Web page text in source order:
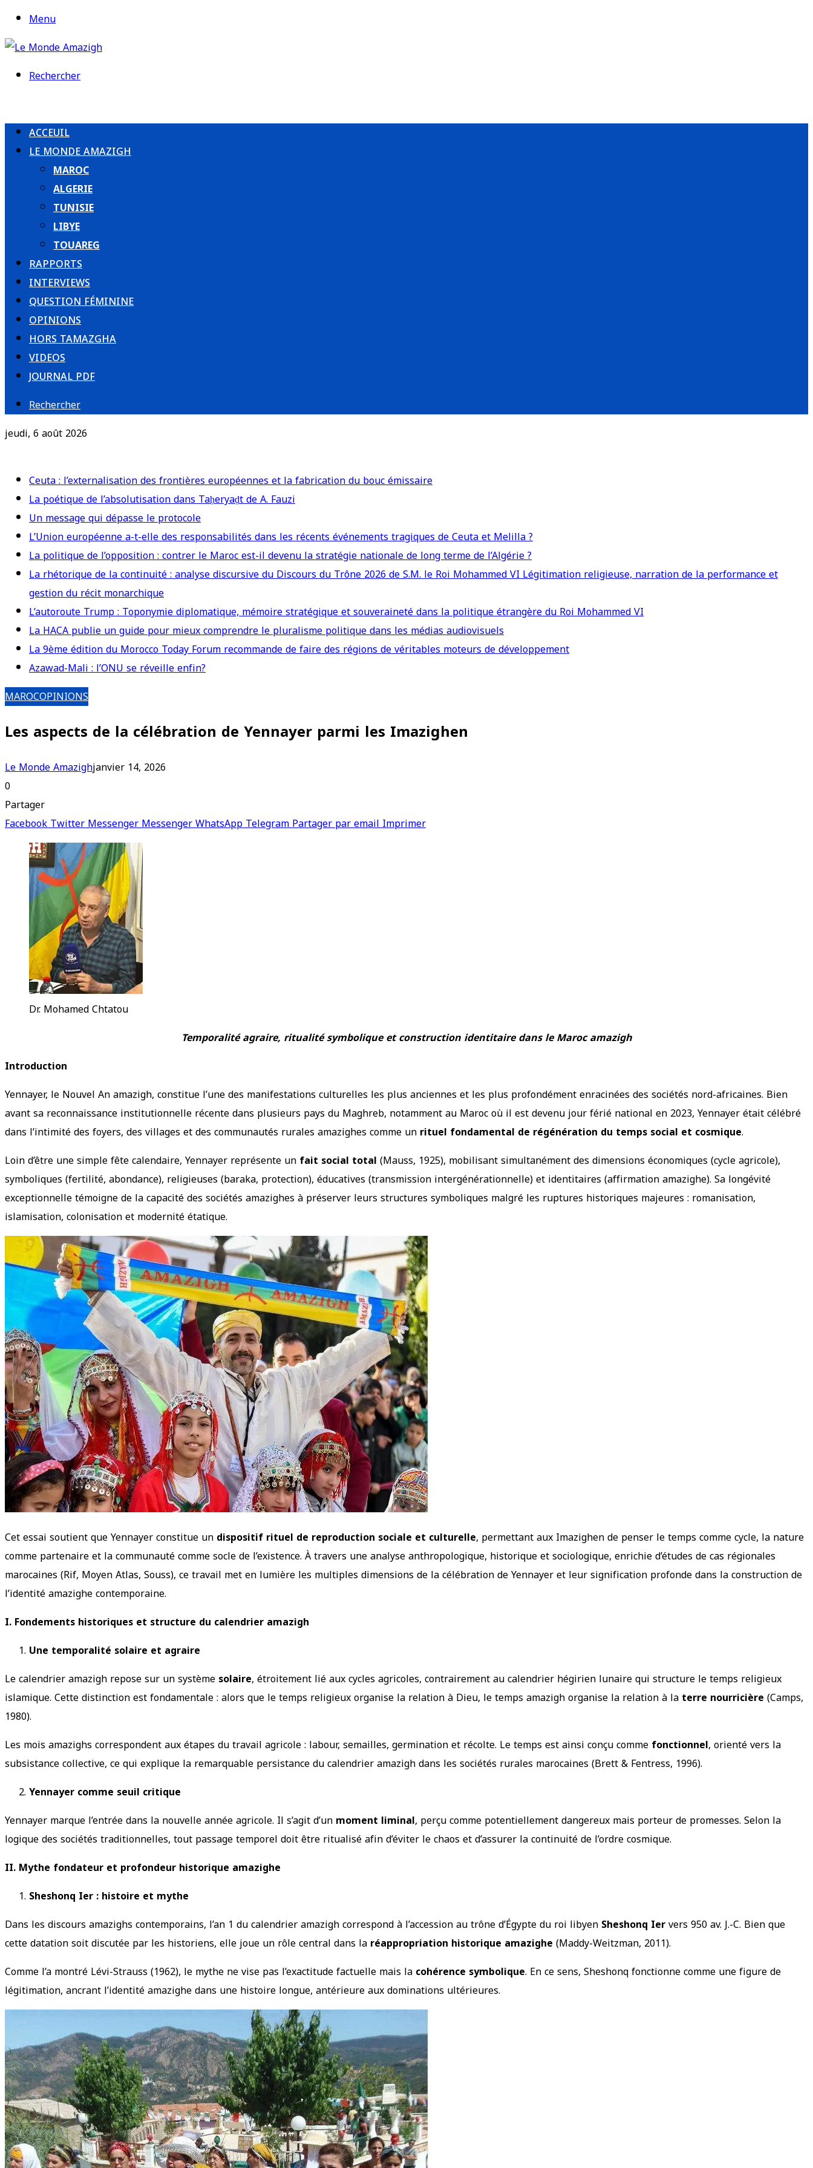
Menu
Rechercher
ACCEUIL
LE MONDE AMAZIGH
MAROC
ALGERIE
TUNISIE
LIBYE
TOUAREG
RAPPORTS
INTERVIEWS
QUESTION FÉMININE
OPINIONS
HORS TAMAZGHA
VIDEOS
JOURNAL PDF
Rechercher
jeudi, 6 août 2026
Ceuta : l’externalisation des frontières européennes et la fabrication du bouc émissaire
La poétique de l’absolutisation dans Taḥeryaḍt de A. Fauzi
Un message qui dépasse le protocole
L’Union européenne a-t-elle des responsabilités dans les récents événements tragiques de Ceuta et Melilla ?
La politique de l’opposition : contrer le Maroc est-il devenu la stratégie nationale de long terme de l’Algérie ?
La rhétorique de la continuité : analyse discursive du Discours du Trône 2026 de S.M. le Roi Mohammed VI Légitimation religieuse, narration de la performance et
gestion du récit monarchique
L’autoroute Trump : Toponymie diplomatique, mémoire stratégique et souveraineté dans la politique étrangère du Roi Mohammed VI
La HACA publie un guide pour mieux comprendre le pluralisme politique dans les médias audiovisuels
La 9ème édition du Morocco Today Forum recommande de faire des régions de véritables moteurs de développement
Azawad-Mali : l’ONU se réveille enfin?
MAROCOPINIONS
Les aspects de la célébration de Yennayer parmi les Imazighen
Le Monde Amazighjanvier 14, 2026
0
Partager
FacebookTwitterMessengerMessengerWhatsAppTelegramPartager par emailImprimer
Dr. Mohamed Chtatou
Temporalité agraire, ritualité symbolique et construction identitaire dans le Maroc amazigh
Introduction
Yennayer, le Nouvel An amazigh, constitue l’une des manifestations culturelles les plus anciennes et les plus profondément enracinées des sociétés nord-africaines. Bien
avant sa reconnaissance institutionnelle récente dans plusieurs pays du Maghreb, notamment au Maroc où il est devenu jour férié national en 2023, Yennayer était célébré
dans l’intimité des foyers, des villages et des communautés rurales amazighes comme unrituel fondamental de régénération du temps social et cosmique.
Loin d’être une simple fête calendaire, Yennayer représente unfait social total(Mauss, 1925), mobilisant simultanément des dimensions économiques (cycle agricole),
symboliques (fertilité, abondance), religieuses (baraka, protection), éducatives (transmission intergénérationnelle) et identitaires (affirmation amazighe). Sa longévité
exceptionnelle témoigne de la capacité des sociétés amazighes à préserver leurs structures symboliques malgré les ruptures historiques majeures : romanisation,
islamisation, colonisation et modernité étatique.
Cet essai soutient que Yennayer constitue undispositif rituel de reproduction sociale et culturelle, permettant aux Imazighen de penser le temps comme cycle, la nature
comme partenaire et la communauté comme socle de l’existence. À travers une analyse anthropologique, historique et sociologique, enrichie d’études de cas régionales
marocaines (Rif, Moyen Atlas, Souss), ce travail met en lumière les multiples dimensions de la célébration de Yennayer et leur signification profonde dans la construction de
l’identité amazighe contemporaine.
I. Fondements historiques et structure du calendrier amazigh
Une temporalité solaire et agraire
Le calendrier amazigh repose sur un systèmesolaire, étroitement lié aux cycles agricoles, contrairement au calendrier hégirien lunaire qui structure le temps religieux
islamique. Cette distinction est fondamentale : alors que le temps religieux organise la relation à Dieu, le temps amazigh organise la relation à laterre nourricière(Camps,
1980).
Les mois amazighs correspondent aux étapes du travail agricole : labour, semailles, germination et récolte. Le temps est ainsi conçu commefonctionnel, orienté vers la
subsistance collective, ce qui explique la remarquable persistance du calendrier amazigh dans les sociétés rurales marocaines (Brett & Fentress, 1996).
Yennayer comme seuil critique
Yennayer marque l’entrée dans la nouvelle année agricole. Il s’agit d’unmoment liminal, perçu comme potentiellement dangereux mais porteur de promesses. Selon la
logique des sociétés traditionnelles, tout passage temporel doit être ritualisé afin d’éviter le chaos et d’assurer la continuité de l’ordre cosmique.
II. Mythe fondateur et profondeur historique amazighe
Sheshonq Ier : histoire et mythe
Dans les discours amazighs contemporains, l’an 1 du calendrier amazigh correspond à l’accession au trône d’Égypte du roi libyenSheshonq Iervers 950 av. J.-C. Bien que
cette datation soit discutée par les historiens, elle joue un rôle central dans laréappropriation historique amazighe(Maddy-Weitzman, 2011).
Comme l’a montré Lévi-Strauss (1962), le mythe ne vise pas l’exactitude factuelle mais lacohérence symbolique. En ce sens, Sheshonq fonctionne comme une figure de
légitimation, ancrant l’identité amazighe dans une histoire longue, antérieure aux dominations ultérieures.